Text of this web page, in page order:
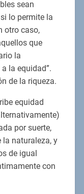
sean
lo permite la
otro caso,
que
la
la equidad”.
de la riqueza.
equidad
por suerte,
la naturaleza, y
de igual
con